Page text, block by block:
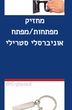
מחזיק
מפתחות/מפתח
אוניברסלי סטרילי